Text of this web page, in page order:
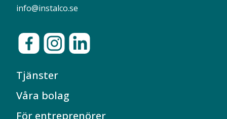
info@instalco.se
Tjänster
Våra bolag
För entreprenörer